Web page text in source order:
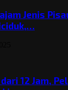
Jenis
12 Jam,